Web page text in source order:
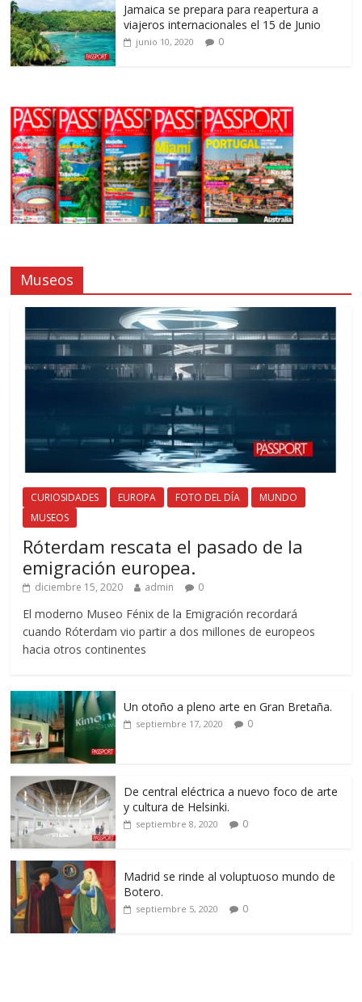
Jamaica se prepara para reapertura a
viajeros internacionales el 15 de Junio
junio 10, 2020 0
Museos
CURIOSIDADES EUROPA FOTO DEL DÍA
MUNDO
MUSEOS
Róterdam rescata el pasado de la
emigración europea.
diciembre 15, 2020 admin 0
El moderno Museo Fénix de la Emigración recordará
cuando Róterdam vio partir a dos millones de europeos
hacia otros continentes
Un otoño a pleno arte en Gran Bretaña.
septiembre 17, 2020 0
De central eléctrica a nuevo foco de arte
y cultura de Helsinki.
septiembre 8, 2020 0
Madrid se rinde al voluptuoso mundo de
Botero.
septiembre 5, 2020 0